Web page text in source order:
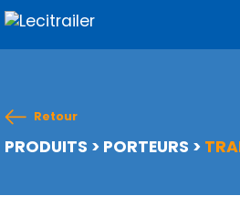
Retour
PRODUITS > PORTEURS >